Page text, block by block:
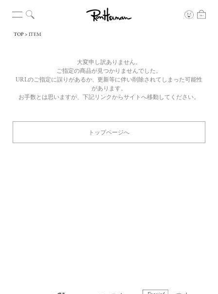
TOP ITEM
大変申し訳ありません。
ご指定の商品が見つかりませんでした。
URLのご指定に誤りがあるか、更新等に伴い削除されてしまった可能性
があります。
お手数とは思いますが、下記リンクからサイトへ移動してください。
トップページへ